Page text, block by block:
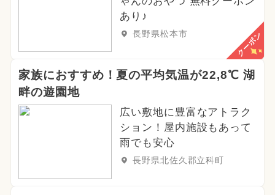
あり♪
長野県松本市 クーポン
家族におすすめ！夏の平均気温が22,8℃ 湖
畔の遊園地
広い敷地に豊富なアトラク
ション！屋内施設もあって
雨でも安心
長野県北佐久郡立科町